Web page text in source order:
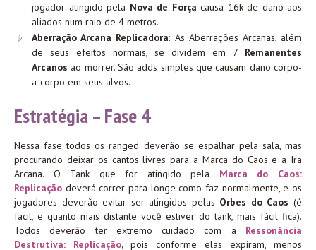
jogador atingido pela Nova de Força causa 16k de dano aos
aliados num raio de 4 metros.
Aberração Arcana Replicadora: As Aberrações Arcanas, além
de seus efeitos normais, se dividem em 7 Remanentes
Arcanos ao morrer. São adds simples que causam dano corpo-
a-corpo em seus alvos.
Estratégia – Fase 4
Nessa fase todos os ranged deverão se espalhar pela sala, mas
procurando deixar os cantos livres para a Marca do Caos e a Ira
Arcana. O Tank que for atingido pela Marca do Caos:
Replicação deverá correr para longe como faz normalmente, e os
jogadores deverão evitar ser atingidos pelas Orbes do Caos(é
fácil, e quanto mais distante você estiver do tank, mais fácil fica).
Todos deverão ter extremo cuidado com a Ressonância
Destrutiva: Replicação, pois conforme elas expiram, menos